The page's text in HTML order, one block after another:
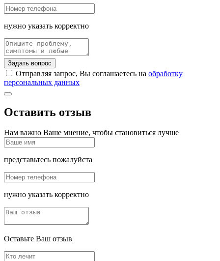
нужно указать корректно
Задать вопрос
Отправляя запрос, Вы соглашаетесь на обработку
персональных данных
Оставить отзыв
Нам важно Ваше мнение, чтобы становиться лучше
представьтесь пожалуйста
нужно указать корректно
Оставьте Ваш отзыв